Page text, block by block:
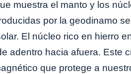
muestra el manto y los
por la geodinamo
El núcleo rico en hierro
adentro hacia afuera. Este
que protege a